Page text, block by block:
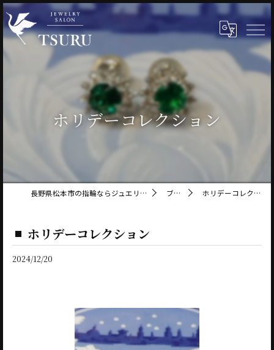
ホリデーコレクション
長野県松本市の指輪ならジュエリーサロン鶴 ブログ ホリデーコレクション
ホリデーコレクション
2024/12/20